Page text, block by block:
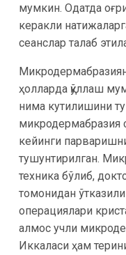
мумкин. Одатда
керакли
сеанслар талаб
ҳолларда қўллаш
нима кутилишини
микродермабразия
кейинги
тушунтирилган.
техника бўлиб,
томонидан
операциялари
алмос учли
Иккаласи ҳам